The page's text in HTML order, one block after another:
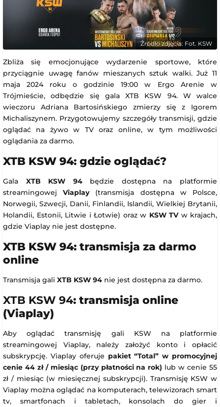
Źródło zdjęcia: Fot. KSW
Zbliża się emocjonujące wydarzenie sportowe, które
przyciągnie uwagę fanów mieszanych sztuk walki. Już 11
maja 2024 roku o godzinie 19:00 w Ergo Arenie w
Trójmieście, odbędzie się gala XTB KSW 94. W walce
wieczoru Adriana Bartosińskiego zmierzy się z Igorem
Michaliszynem. Przygotowujemy szczegóły transmisji, gdzie
oglądać na żywo w TV oraz online, w tym możliwości
oglądania za darmo.
XTB KSW 94: gdzie oglądać?
Gala XTB KSW 94będzie dostępna na platformie
streamingowejViaplay(transmisja dostępna w Polsce,
Norwegii, Szwecji, Danii, Finlandii, Islandii, Wielkiej Brytanii,
Holandii, Estonii, Litwie i Łotwie) oraz w KSW TVw krajach,
gdzie Viaplay nie jest dostępne.
XTB KSW 94: transmisja za darmo
online
Transmisja gali XTB KSW 94 nie jest dostępna za darmo.
XTB KSW 94: transmisja online
(Viaplay)
Aby oglądać transmisję gali KSW na platformie
streamingowej Viaplay, należy założyć konto i opłacić
subskrypcję. Viaplay oferuje pakiet “Total” w promocyjnej
cenie 44 zł / miesiąc (przy płatności na rok) lub w cenie 55
zł / miesiąc (w miesięcznej subskrypcji). Transmisję KSW w
Viaplay można oglądać na komputerach, telewizorach smart
tv, smartfonach i tabletach, konsolach do gier i